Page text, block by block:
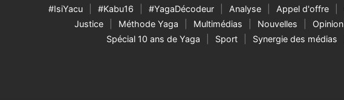
#IsiYacu #Kabu16 #YagaDécodeur Analyse Appel d'offre
Justice
Méthode Yaga Multimédias Nouvelles Opinion
Spécial 10 ans de Yaga
Sport Synergie des médias